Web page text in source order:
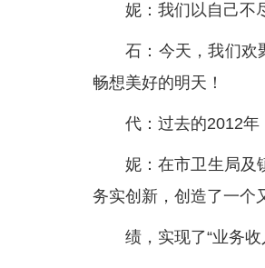
妮：我们以自己不
石：今天，我们欢
畅想美好的明天！
代：过去的2012年
妮：在市卫生局及
务实创新，创造了一个
绩，实现了“业务收